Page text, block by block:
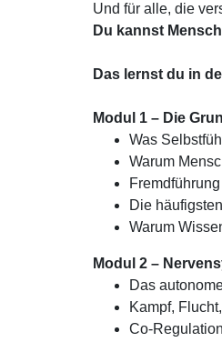
Und für alle, die
Du kannst
Das lernst du in
Modul 1 – Die
Was
Warum
Die
Warum
Modul 2 –
Das
Kampf,
Co-